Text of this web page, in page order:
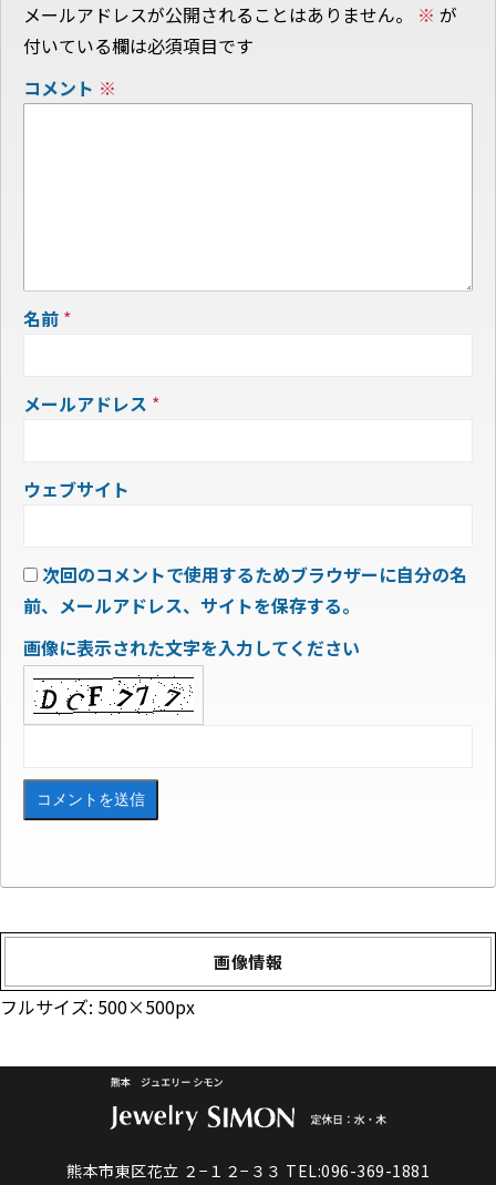
メールアドレスが公開されることはありません。 ※ が
付いている欄は必須項目です
コメント ※
名前 *
メールアドレス *
ウェブサイト
次回のコメントで使用するためブラウザーに自分の名
前、メールアドレス、サイトを保存する。
画像に表示された文字を入力してください
画像情報
フルサイズ: 500×500px
熊本市東区花立 ２−１２−３３ TEL:096-369-1881